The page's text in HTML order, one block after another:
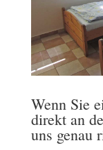
Wenn Sie
direkt an
uns genau